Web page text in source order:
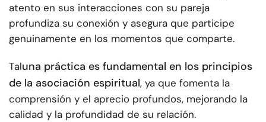
atento en sus interacciones con su pareja
profundiza su conexión y asegura que participe
genuinamente en los momentos que comparte.
Taluna práctica es fundamental en los principios
de la asociación espiritual, ya que fomenta la
comprensión y el aprecio profundos, mejorando la
calidad y la profundidad de su relación.